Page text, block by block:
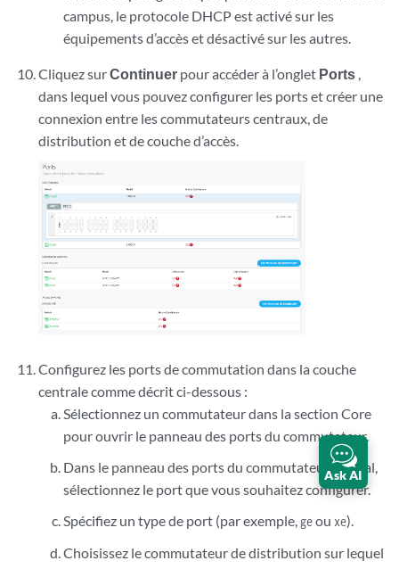
campus, le protocole DHCP est activé sur les
équipements d’accès et désactivé sur les autres.
Cliquez surContinuer pour accéder à l’onglet Ports
dans lequel vous pouvez configurer les ports et créer une
connexion entre les commutateurs centraux, de
distribution et de couche d’accès.
Configurez les ports de commutation dans la couche
centrale comme décrit ci-dessous :
Sélectionnez un commutateur dans la section Core
pour ouvrir le panneau des ports du commutateur.
Dans le panneau des ports du commutateur central,
sélectionnez le port que vous souhaitez configurer.
Spécifiez un type de port (par exemple, geou xe).
Choisissez le commutateur de distribution sur lequel
Ask AI